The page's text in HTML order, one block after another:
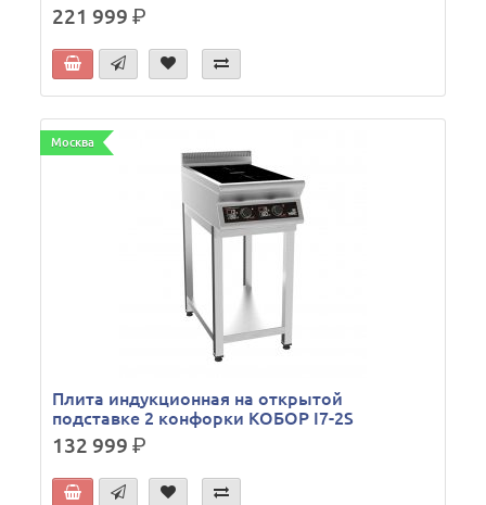
221 999р.
Москва
Плита индукционная на открытой
подставке 2 конфорки КОБОР I7-2S
132 999р.